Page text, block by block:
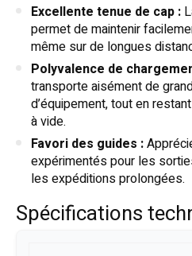
Excellente tenue de cap :
permet de maintenir
même sur de longues
Polyvalence de
transporte aisément de
d’équipement, tout en
à vide.
Favori des guides :
expérimentés pour les
les expéditions prolongées.
Spécifications